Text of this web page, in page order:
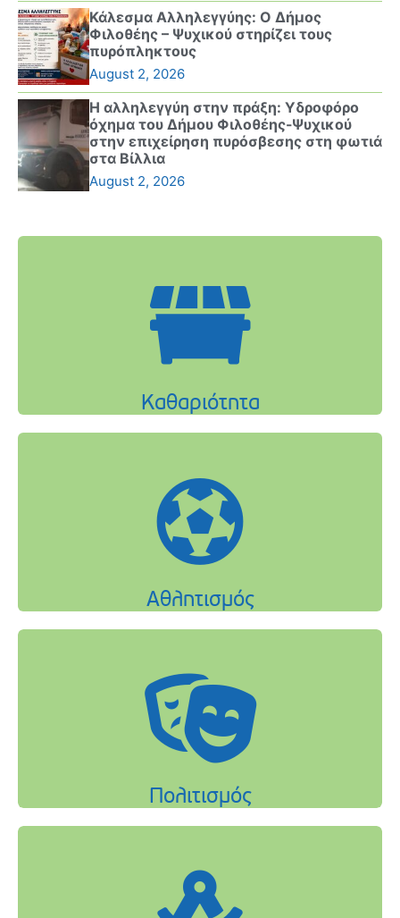
Κάλεσμα Αλληλεγγύης: Ο Δήμος
Φιλοθέης – Ψυχικού στηρίζει τους
πυρόπληκτους
August 2, 2026
Η αλληλεγγύη στην πράξη: Υδροφόρο
όχημα του Δήμου Φιλοθέης-Ψυχικού
στην επιχείρηση πυρόσβεσης στη φωτιά
στα Βίλλια
August 2, 2026